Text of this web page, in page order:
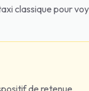
classique pour
de retenue